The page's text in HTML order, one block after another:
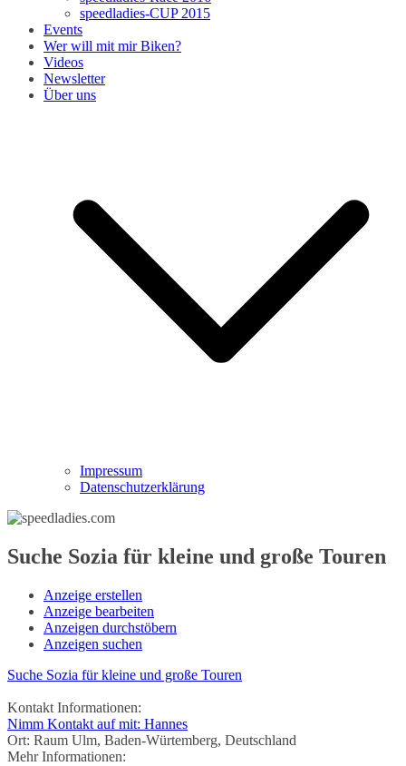
speedladies-CUP 2015
Events
Wer will mit mir Biken?
Videos
Newsletter
Über uns
Impressum
Datenschutzerklärung
Suche Sozia für kleine und große Touren
Anzeige erstellen
Anzeige bearbeiten
Anzeigen durchstöbern
Anzeigen suchen
Suche Sozia für kleine und große Touren
Kontakt Informationen:
Nimm Kontakt auf mit: Hannes
Ort: Raum Ulm, Baden-Würtemberg, Deutschland
Mehr Informationen: